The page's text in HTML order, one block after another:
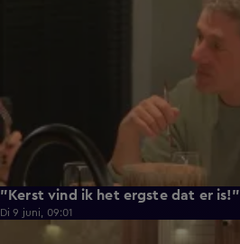
"Kerst vind ik het ergste dat er is!"
Di 9 juni, 09:01